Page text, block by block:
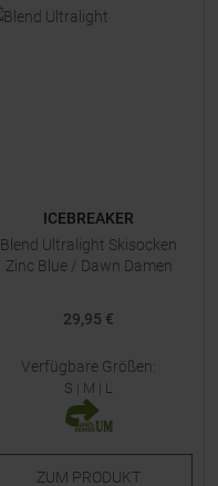
ICEBREAKER
Blend Ultralight Skisocken
Zinc Blue / Dawn Damen
29,95 €
Verfügbare Größen:
S | M | L
ZUM PRODUKT